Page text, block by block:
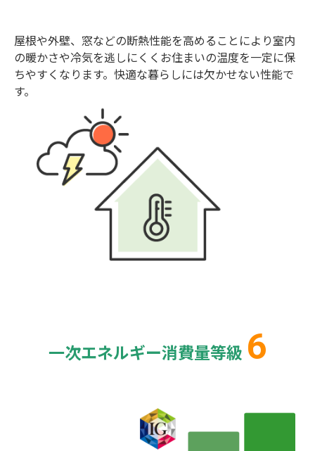
屋根や外壁、窓などの断熱性能を高めることにより室内
の暖かさや冷気を逃しにくくお住まいの温度を一定に保
ちやすくなります。快適な暮らしには欠かせない性能で
す。
一次エネルギー消費量等級 6